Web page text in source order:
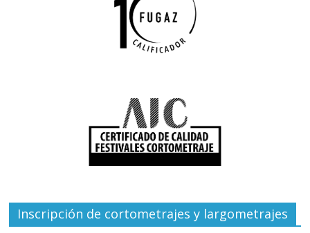
Inscripción de cortometrajes y largometrajes